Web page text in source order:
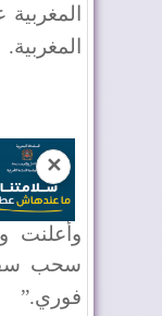
المغربية.
✕
وأعلنت
سحب
فوري”.